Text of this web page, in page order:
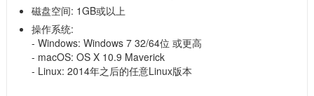
磁盘空间: 1GB或以上
操作系统:
- Windows: Windows 7 32/64位 或更高
- macOS: OS X 10.9 Maverick
- Linux: 2014年之后的任意Linux版本